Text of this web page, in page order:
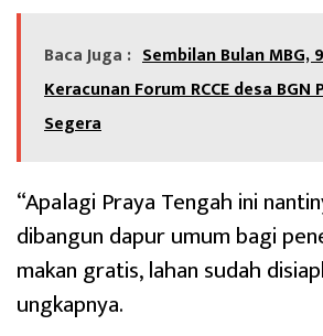
Baca Juga : Sembilan Bulan MBG,
Keracunan Forum RCCE desa BGN
Segera
“Apalagi Praya Tengah ini
dibangun dapur umum bagi
makan gratis, lahan sudah
ungkapnya.